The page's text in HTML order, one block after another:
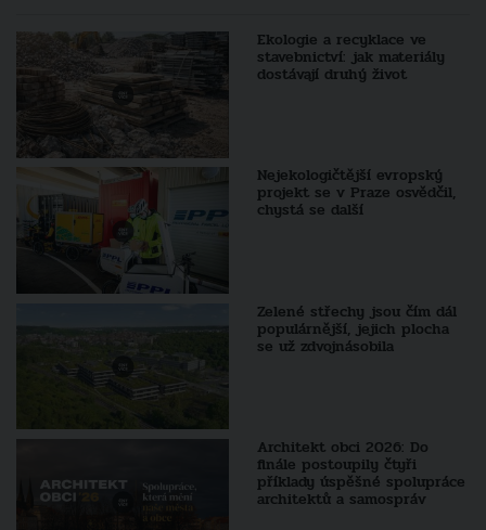
Ekologie a recyklace ve
stavebnictví: jak materiály
dostávají druhý život
Nejekologičtější evropský
projekt se v Praze osvědčil,
chystá se další
Zelené střechy jsou čím dál
populárnější, jejich plocha
se už zdvojnásobila
Architekt obci 2026: Do
finále postoupily čtyři
příklady úspěšné spolupráce
architektů a samospráv